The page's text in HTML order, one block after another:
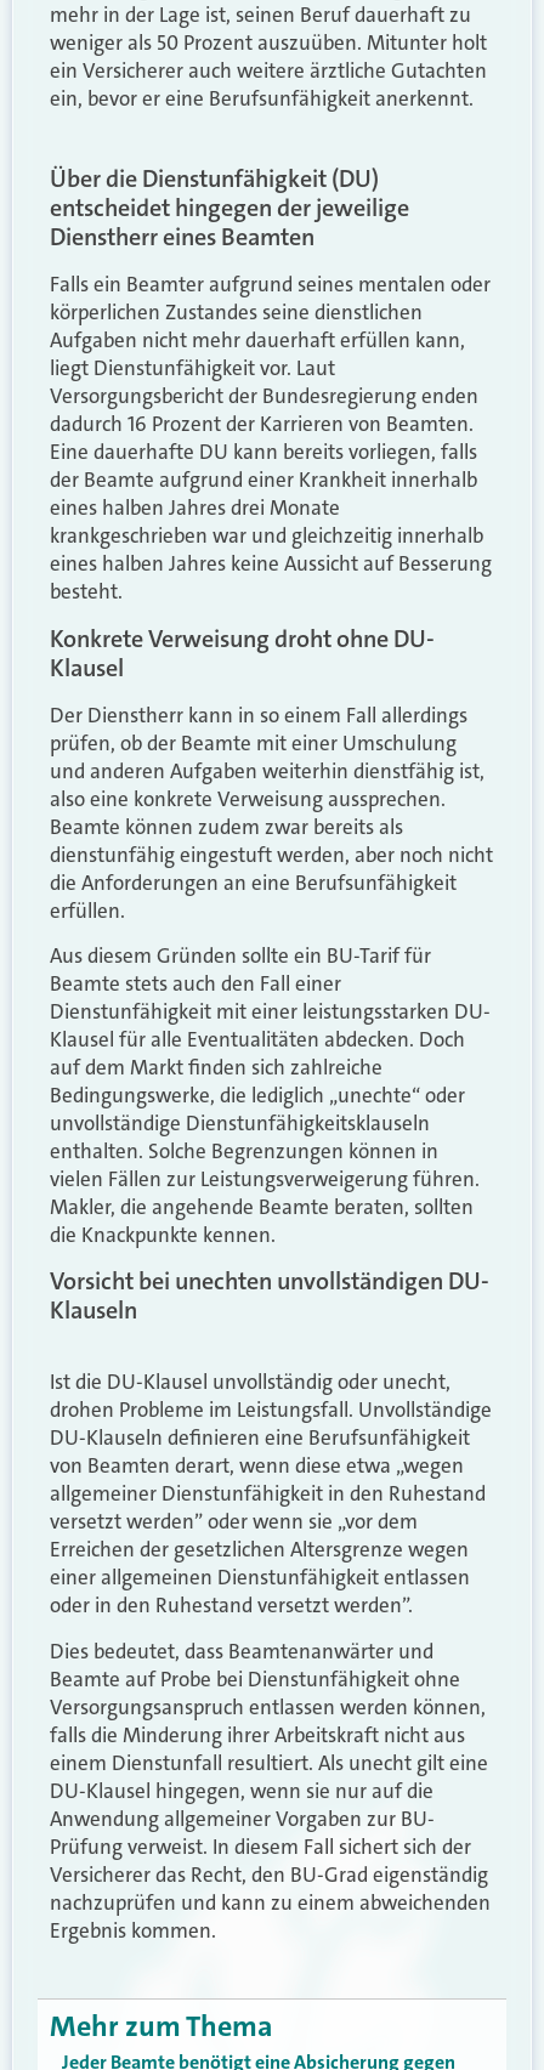
mehr in der Lage ist, seinen Beruf dauerhaft zu
weniger als 50 Prozent auszuüben. Mitunter holt
ein Versicherer auch weitere ärztliche Gutachten
ein, bevor er eine Berufsunfähigkeit anerkennt.
Über die Dienstunfähigkeit(DU)
entscheidet hingegen der jeweilige
Dienstherr eines Beamten
Falls ein Beamter aufgrund seines mentalen oder
körperlichen Zustandes seine dienstlichen
Aufgaben nicht mehr dauerhaft erfüllen kann,
liegt Dienstunfähigkeit vor. Laut
Versorgungsbericht der Bundesregierung enden
dadurch 16 Prozent der Karrieren von Beamten.
Eine dauerhafte DU kann bereits vorliegen, falls
der Beamte aufgrund einer Krankheit innerhalb
eines halben Jahres drei Monate
krankgeschrieben war und gleichzeitig innerhalb
eines halben Jahres keine Aussicht auf Besserung
besteht.
Konkrete Verweisung droht ohne DU-
Klausel
Der Dienstherr kann in so einem Fall allerdings
prüfen, ob der Beamte mit einer Umschulung
und anderen Aufgaben weiterhin dienstfähig ist,
also eine konkrete Verweisung aussprechen.
Beamte können zudem zwar bereits als
dienstunfähig eingestuft werden, aber noch nicht
die Anforderungen an eine Berufsunfähigkeit
erfüllen.
Aus diesem Gründen sollte ein BU-Tarif für
Beamte stets auch den Fall einer
Dienstunfähigkeit mit einer leistungsstarken DU-
Klausel für alle Eventualitäten abdecken. Doch
auf dem Markt finden sich zahlreiche
Bedingungswerke, die lediglich „unechte“ oder
unvollständige Dienstunfähigkeitsklauseln
enthalten. Solche Begrenzungen können in
vielen Fällen zur Leistungsverweigerung führen.
Makler, die angehende Beamte beraten, sollten
die Knackpunkte kennen.
Vorsicht bei unechten unvollständigen DU-
Klauseln
Ist die DU-Klausel unvollständig oder unecht,
drohen Probleme im Leistungsfall. Unvollständige
DU-Klauseln definieren eine Berufsunfähigkeit
von Beamten derart, wenn diese etwa „wegen
allgemeiner Dienstunfähigkeit in den Ruhestand
versetzt werden” oder wenn sie „vor dem
Erreichen der gesetzlichen Altersgrenze wegen
einer allgemeinen Dienstunfähigkeit entlassen
oder in den Ruhestand versetzt werden”.
Dies bedeutet, dass Beamtenanwärter und
Beamte auf Probe bei Dienstunfähigkeit ohne
Versorgungsanspruch entlassen werden können,
falls die Minderung ihrer Arbeitskraft nicht aus
einem Dienstunfall resultiert. Als unecht gilt eine
DU-Klausel hingegen, wenn sie nur auf die
Anwendung allgemeiner Vorgaben zur BU-
Prüfung verweist. In diesem Fall sichert sich der
Versicherer das Recht, den BU-Grad eigenständig
nachzuprüfen und kann zu einem abweichenden
Ergebnis kommen.
Mehr zum Thema
Jeder Beamte benötigt eine Absicherung gegen